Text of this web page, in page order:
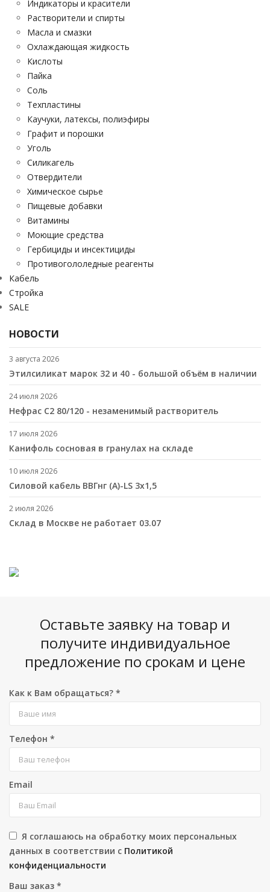
Индикаторы и красители
Растворители и спирты
Масла и смазки
Охлаждающая жидкость
Кислоты
Пайка
Соль
Техпластины
Каучуки, латексы, полиэфиры
Графит и порошки
Уголь
Силикагель
Отвердители
Химическое сырье
Пищевые добавки
Витамины
Моющие средства
Гербициды и инсектициды
Противогололедные реагенты
Кабель
Стройка
SALE
НОВОСТИ
3 августа 2026
Этилсиликат марок 32 и 40 - большой объём в наличии
24 июля 2026
Нефрас С2 80/120 - незаменимый растворитель
17 июля 2026
Канифоль сосновая в гранулах на складе
10 июля 2026
Cиловой кабель ВВГнг (A)-LS 3х1,5
2 июля 2026
Склад в Москве не работает 03.07
Оставьте заявку на товар и
получите индивидуальное
предложение по срокам и цене
Как к Вам обращаться? *
Телефон *
Email
Я соглашаюсь на обработку моих персональных
данных в соответствии с Политикой
конфиденциальности
Ваш заказ *